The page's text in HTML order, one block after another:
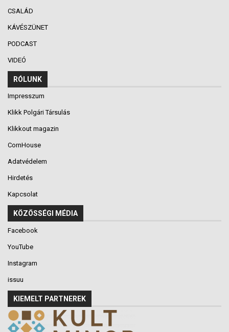
CSALÁD
KÁVÉSZÜNET
PODCAST
VIDEÓ
RÓLUNK
Impresszum
Klikk Polgári Társulás
Klikkout magazin
CornHouse
Adatvédelem
Hirdetés
Kapcsolat
KÖZÖSSÉGI MÉDIA
Facebook
YouTube
Instagram
issuu
KIEMELT PARTNEREK